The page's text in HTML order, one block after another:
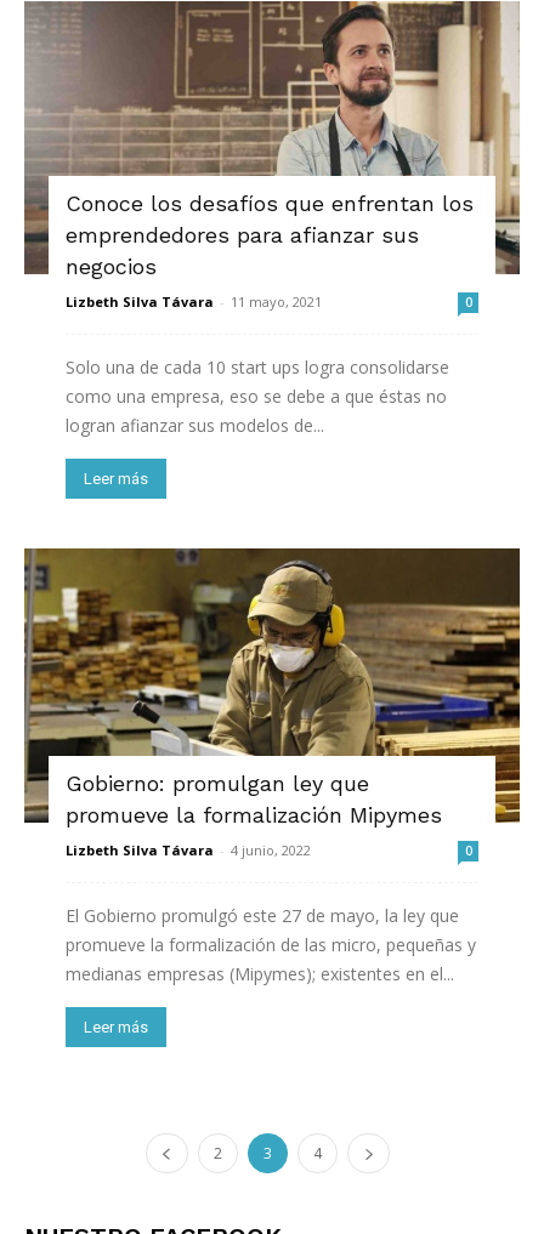
Conoce los desafíos que enfrentan los
emprendedores para afianzar sus
negocios
Lizbeth Silva Távara - 11 mayo, 2021 0
Solo una de cada 10 start ups logra consolidarse
como una empresa, eso se debe a que éstas no
logran afianzar sus modelos de...
Leer más
Gobierno: promulgan ley que
promueve la formalización Mipymes
Lizbeth Silva Távara - 4 junio, 2022 0
El Gobierno promulgó este 27 de mayo, la ley que
promueve la formalización de las micro, pequeñas y
medianas empresas (Mipymes); existentes en el...
Leer más
2 3 4